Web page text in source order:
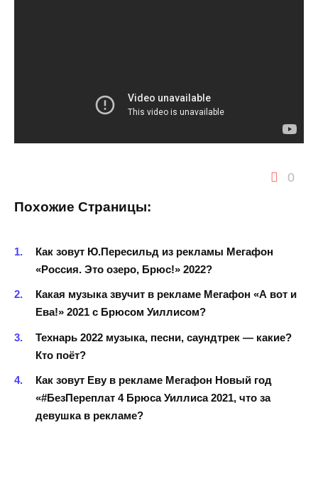
0
Похожие Страницы:
Как зовут Ю.Пересильд из рекламы Мегафон
«Россия. Это озеро, Брюс!» 2022?
Какая музыка звучит в рекламе Мегафон «А вот и
Ева!» 2021 с Брюсом Уиллисом?
Технарь 2022 музыка, песни, саундтрек — какие?
Кто поёт?
Как зовут Еву в рекламе Мегафон Новый год
«#БезПереплат 4 Брюса Уиллиса 2021, что за
девушка в рекламе?